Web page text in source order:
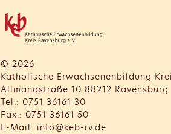
© 2026
Katholische Erwachsenenbildung
Allmandstraße 10 88212 Ravensburg
Tel.: 0751 36161 30
Fax.: 0751 36161 50
E-Mail: info@keb-rv.de